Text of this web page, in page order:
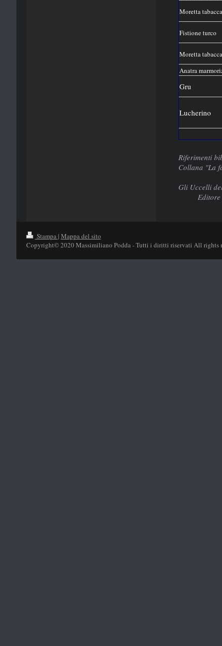
Moretta
Fistione turco
Moretta
Anatra
Gru
Lucherino
Riferimenti
Gli Uccelli
Stampa | Mappa del sito
Copyright© 2020 Massimiliano Podda - Tutti i diritti riservati All rights